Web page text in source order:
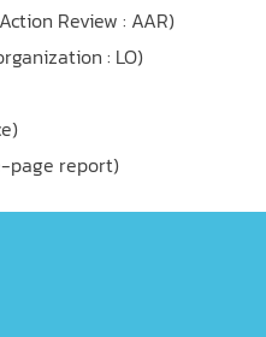
Review : AAR)
: LO)
page report)